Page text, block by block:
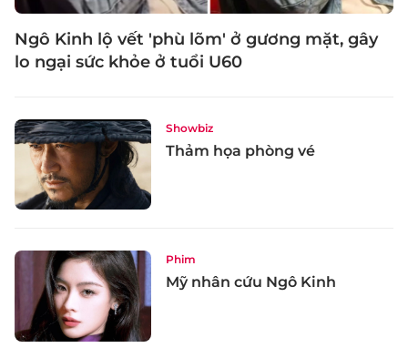
Ngô Kinh lộ vết 'phù lõm' ở gương mặt, gây
lo ngại sức khỏe ở tuổi U60
Showbiz
Thảm họa phòng vé
Phim
Mỹ nhân cứu Ngô Kinh